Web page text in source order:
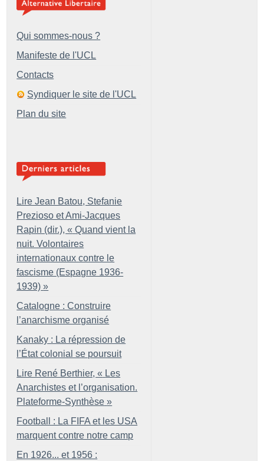
Qui sommes-nous ?
Manifeste de l'UCL
Contacts
Syndiquer le site de l'UCL
Plan du site
Lire Jean Batou, Stefanie
Prezioso et Ami-Jacques
Rapin (dir.), « Quand vient la
nuit. Volontaires
internationaux contre le
fascisme (Espagne 1936-
1939) »
Catalogne : Construire
l’anarchisme organisé
Kanaky : La répression de
l’État colonial se poursuit
Lire René Berthier, « Les
Anarchistes et l’organisation.
Plateforme-Synthèse »
Football : La FIFA et les USA
marquent contre notre camp
En 1926... et 1956 :